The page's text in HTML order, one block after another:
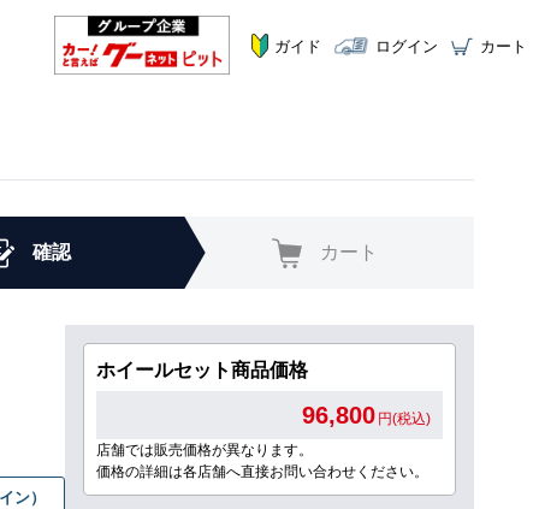
ガイド ログイン カート
確認 カート
ン）
ホイールセット商品価格
96,800 円(税込)
店舗では販売価格が異なります。
価格の詳細は各店舗へ直接お問い合わせください。